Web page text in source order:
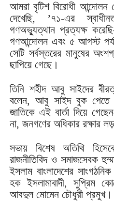
আমরা বৃটিশ বিরোধী আন্দোলন
দেখেছি, ’৭১-এর
গণঅভ্যুত্থান প্রত্যক্ষ
গণআন্দোলন এবং ৫ আগস্ট
সেটি সর্বস্তরের মানুষের
ছাপিয়ে গেছে।
তিনি শহীদ আবু সাইদের
বলেন, আবু সাইদ বুক পেতে
জাতিকে এই বার্তা দিয়ে
না, জনগণের অধিকার রক্ষার
সভায় বিশেষ অতিথি
রাজনীতিবিদ ও সমাজসেবক
ইসলাম বাংলাদেশের
হক ইসলামাবাদী, সুপ্রিম
আবদুল মোমেন চৌধুরী প্রমুখ।